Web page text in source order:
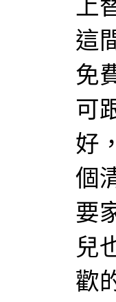
上
這
免
可
好
個
要
兒
歡